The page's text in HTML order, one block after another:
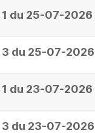
du 25-07-2026
3 du 25-07-2026
du 23-07-2026
3 du 23-07-2026